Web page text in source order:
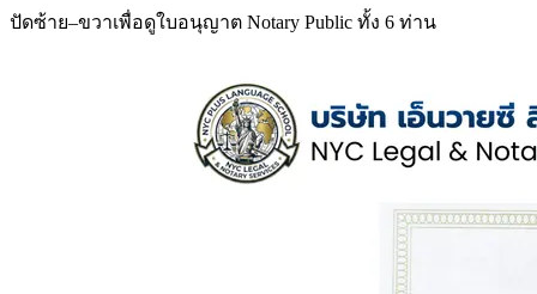
ปัดซ้าย–ขวาเพื่อดูใบอนุญาต Notary Public ทั้ง 6 ท่าน